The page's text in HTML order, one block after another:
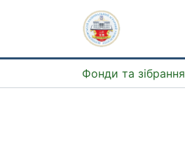
Фонди та зібрання